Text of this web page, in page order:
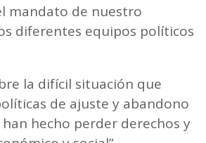
mandato de nuestro
diferentes equipos políticos
la difícil situación que
de ajuste y abandono
hecho perder derechos y